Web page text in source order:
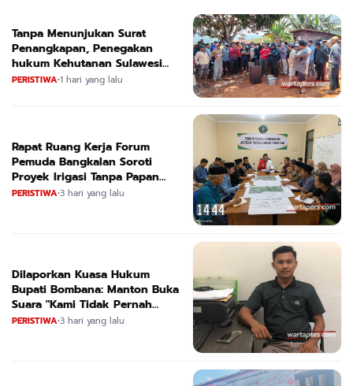
Tanpa Menunjukan Surat
Penangkapan, Penegakan
hukum Kehutanan Sulawesi
Selatan Culik Petani Ladah Di
PERISTIWA•1 hari yang lalu
Rapat Ruang Kerja Forum
Pemuda Bangkalan Soroti
Proyek Irigasi Tanpa Papan
Nama
PERISTIWA•3 hari yang lalu
Dilaporkan Kuasa Hukum
Bupati Bombana: Manton Buka
Suara "Kami Tidak Pernah
Menutup Ruang Hak Jawab"
PERISTIWA•3 hari yang lalu